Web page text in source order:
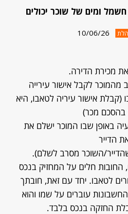
ומים של שוכר יכולים
10/06/26
מכירת הדירה.
מהמוכר לקבל אישור עירייה
(קבלת אישור עיריה לטאבו, היא
בהסכם מכר)
באופן שבו המוכר ישלם את
הדייר
השוכר מסרב לשלם).
החובות חלים על המחזיק בנכס
לטאבו. יחד עם זאת, חובתך
עוברים על שמו והוא
החזקה בנכס בלבד.